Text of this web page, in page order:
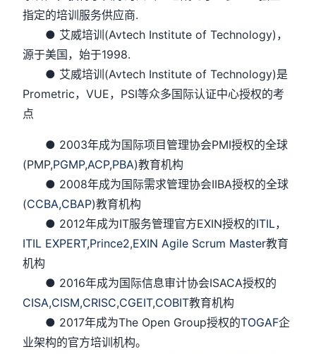
指定的培训服务供应商.
● 艾威培训(Avtech Institute of Technology)，
源于美国，始于1998.
● 艾威培训(Avtech Institute of Technology)是
Prometric，VUE，PSI等众多国际认证中心授权的考
点
● 2003年成为国际项目管理协会PMI授权的全球
(PMP,PGMP,ACP,PBA)教育机构
● 2008年成为国际需求管理协会IIBA授权的全球
(CCBA,CBAP)教育机构
● 2012年成为IT服务管理官方EXIN授权的ITIL，
ITIL EXPERT,Prince2,EXIN Agile Scrum Master教育
机构
● 2016年成为国际信息审计协会ISACA授权的
CISA,CISM,CRISC,CGEIT,COBIT教育机构
● 2017年成为The Open Group授权的TOGAF企
业架构的官方培训机构。